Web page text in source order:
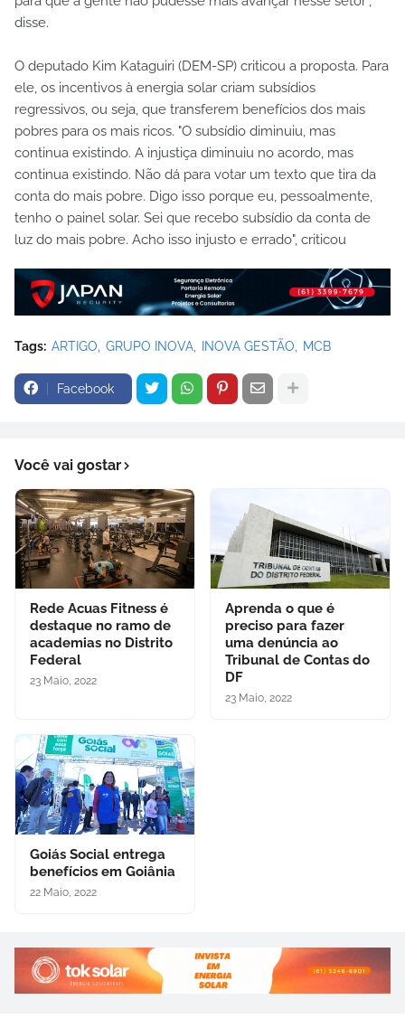
disse.
O deputado Kim Kataguiri (DEM-SP) criticou a proposta. Para
ele, os incentivos à energia solar criam subsídios
regressivos, ou seja, que transferem benefícios dos mais
pobres para os mais ricos. "O subsídio diminuiu, mas
continua existindo. A injustiça diminuiu no acordo, mas
continua existindo. Não dá para votar um texto que tira da
conta do mais pobre. Digo isso porque eu, pessoalmente,
tenho o painel solar. Sei que recebo subsídio da conta de
luz do mais pobre. Acho isso injusto e errado", criticou
Tags: ARTIGO GRUPO INOVA INOVA GESTÃO MCB
Facebook
Você vai gostar
Rede Acuas Fitness é
destaque no ramo de
academias no Distrito
Federal
23 Maio, 2022
Aprenda o que é
preciso para fazer
uma denúncia ao
Tribunal de Contas do
DF
23 Maio, 2022
Goiás Social entrega
benefícios em Goiânia
22 Maio, 2022